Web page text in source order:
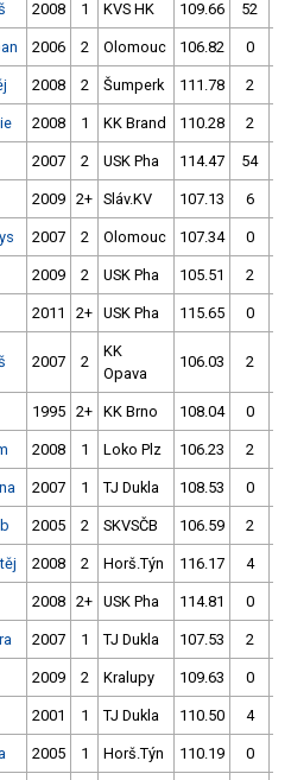
2008 1 KVS HK 109.66 52
2006 2 Olomouc 106.82 0
2008 2 Šumperk 111.78 2
2008 1 KK Brand 110.28 2
2007 2 USK Pha 114.47 54
2009 2+ Sláv.KV 107.13 6
2007 2 Olomouc 107.34 0
2009 2 USK Pha 105.51 2
2011 2+ USK Pha 115.65 0
2007 2
KK
Opava
106.03 2
1995 2+ KK Brno 108.04 0
2008 1 Loko Plz 106.23 2
2007 1 TJ Dukla 108.53 0
2005 2 SKVSČB 106.59 2
2008 2 Horš.Týn 116.17 4
2008 2+ USK Pha 114.81 0
2007 1 TJ Dukla 107.53 2
2009 2 Kralupy 109.63 0
2001 1 TJ Dukla 110.50 4
2005 1 Horš.Týn 110.19 0